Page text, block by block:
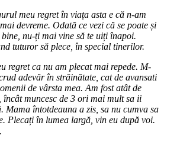
meu regret în viața asta e că n-am
devreme. Odată ce vezi că se poate și
nu-ți mai vine să te uiți înapoi.
tuturor să plece, în special tinerilor.
regret ca nu am plecat mai repede. M-
adevăr în străinătate, cat de avansati
de vârsta mea. Am fost atât de
muncesc de 3 ori mai mult sa ii
Mama întotdeauna a zis, sa nu cumva sa
Plecați în lumea largă, vin eu după voi.